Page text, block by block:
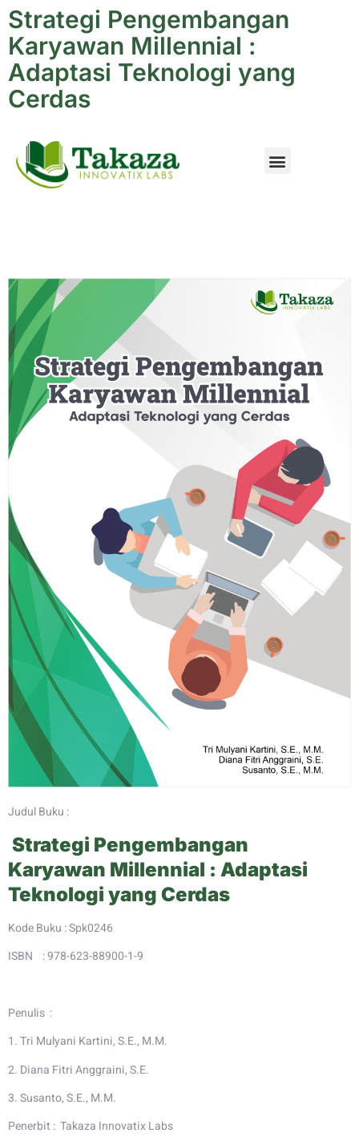
Strategi Pengembangan
Karyawan Millennial :
Adaptasi Teknologi yang
Cerdas
Judul Buku :
Strategi Pengembangan
Karyawan Millennial : Adaptasi
Teknologi yang Cerdas
Kode Buku : Spk0246
ISBN : 978-623-88900-1-9
Penulis :
1. Tri Mulyani Kartini, S.E., M.M.
2. Diana Fitri Anggraini, S.E.
3. Susanto, S.E., M.M.
Penerbit : Takaza Innovatix Labs